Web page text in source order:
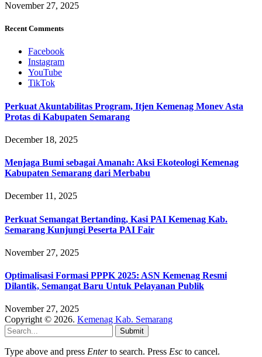
November 27, 2025
Recent Comments
Facebook
Instagram
YouTube
TikTok
Perkuat Akuntabilitas Program, Itjen Kemenag Monev Asta
Protas di Kabupaten Semarang
December 18, 2025
Menjaga Bumi sebagai Amanah: Aksi Ekoteologi Kemenag
Kabupaten Semarang dari Merbabu
December 11, 2025
Perkuat Semangat Bertanding, Kasi PAI Kemenag Kab.
Semarang Kunjungi Peserta PAI Fair
November 27, 2025
Optimalisasi Formasi PPPK 2025: ASN Kemenag Resmi
Dilantik, Semangat Baru Untuk Pelayanan Publik
November 27, 2025
Copyright © 2026. Kemenag Kab. Semarang
Submit
Type above and press Enterto search. Press Esc to cancel.